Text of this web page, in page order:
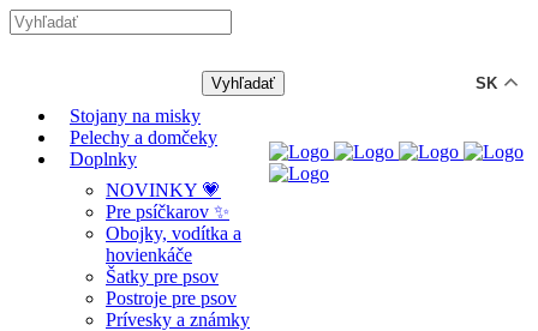
Stojany na misky
Pelechy a domčeky
Doplnky
NOVINKY 💗
Pre psíčkarov ✨
Obojky, vodítka a
hovienkáče
Šatky pre psov
Postroje pre psov
Prívesky a známky
SK
-12% ZĽAVA s kódom "LETO12" ☀️